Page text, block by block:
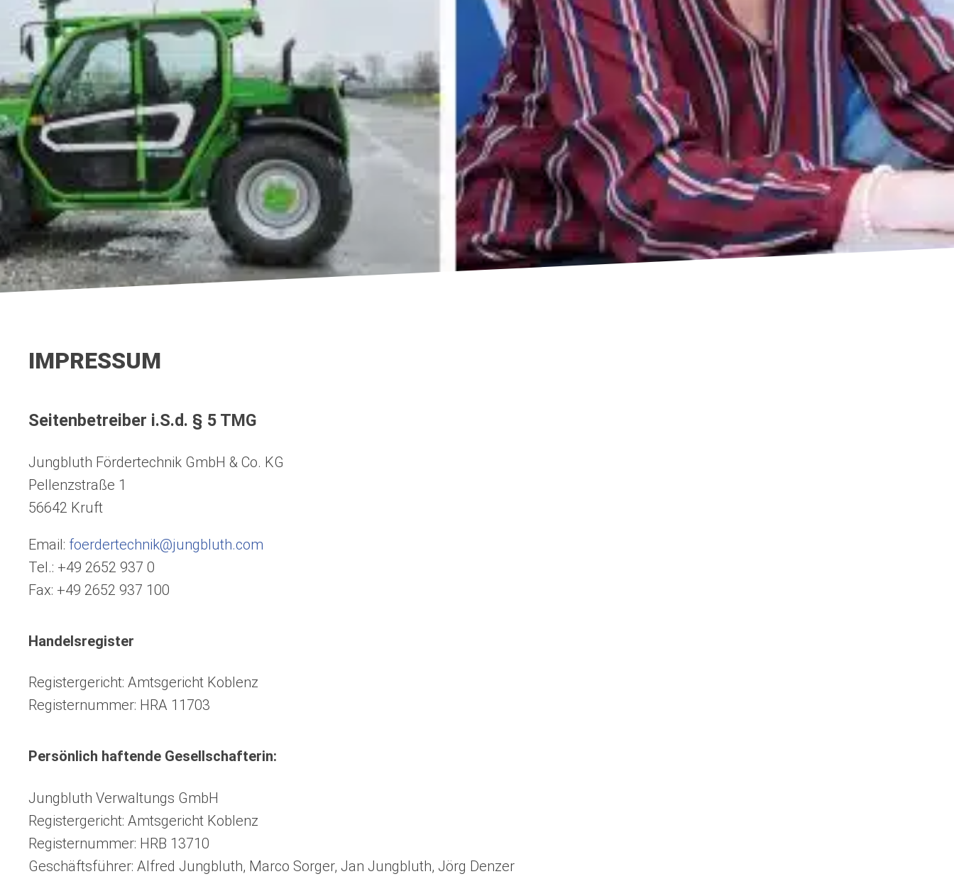
IMPRESSUM
Seitenbetreiber i.S.d. § 5 TMG
Jungbluth Fördertechnik GmbH & Co. KG
Pellenzstraße 1
56642 Kruft
Email: foerdertechnik@jungbluth.com
Tel.: +49 2652 937 0
Fax: +49 2652 937 100
Handelsregister
Registergericht: Amtsgericht Koblenz
Registernummer: HRA 11703
Persönlich haftende Gesellschafterin:
Jungbluth Verwaltungs GmbH
Registergericht: Amtsgericht Koblenz
Registernummer: HRB 13710
Geschäftsführer: Alfred Jungbluth, Marco Sorger, Jan Jungbluth, Jörg Denzer